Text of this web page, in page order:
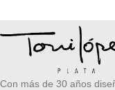
Con más de 30 años